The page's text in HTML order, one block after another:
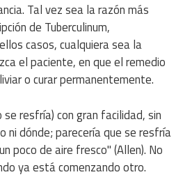
Tal vez sea la razón más
de Tuberculinum,
casos, cualquiera sea la
el paciente, en que el remedio
o curar permanentemente.
resfría) con gran facilidad, sin
ni dónde; parecería que se resfría
poco de aire fresco" (Allen). No
ya está comenzando otro.